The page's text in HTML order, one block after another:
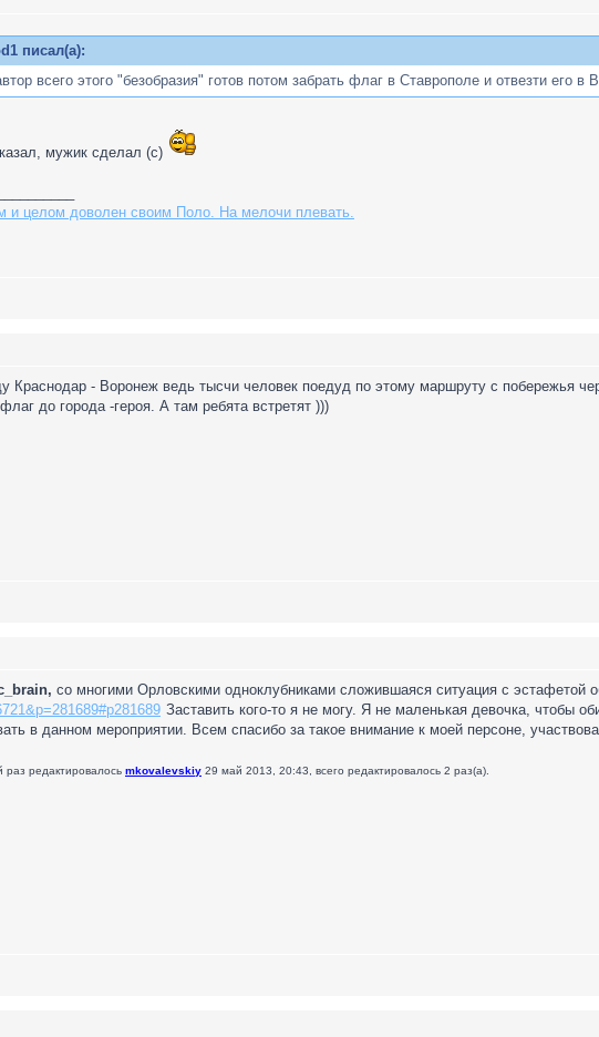
писал(а):
всего этого "безобразия" готов потом забрать флаг в Ставрополе и отвезти его
мужик сделал (с)
и целом доволен своим Поло. На мелочи плевать.
Краснодар - Воронеж ведь тысчи человек поедуд по этому маршруту с побережья
до города -героя. А там ребята встретят )))
со многими Орловскими одноклубниками сложившаяся ситуация с эстафетой
Заставить кого-то я не могу. Я не маленькая девочка, чтобы
в данном мероприятии. Всем спасибо за такое внимание к моей персоне,
раз редактировалось mkovalevskiy 29 май 2013, 20:43, всего редактировалось 2 раз(а).